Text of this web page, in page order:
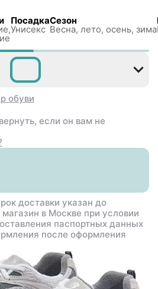
Посадка
Унисекс
Сезон
Весна, лето, осень, зима
,5
обуви
если он вам не
доставки указан до
в Москве при условии
паспортных данных
после оформления